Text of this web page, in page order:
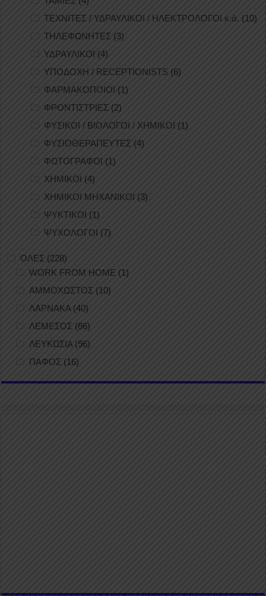
ΤΕΧΝΙΤΕΣ / ΥΔΡΑΥΛΙΚΟΙ / ΗΛΕΚΤΡΟΛΟΓΟΙ κ.ά. (10)
ΤΗΛΕΦΩΝΗΤΕΣ (3)
ΥΔΡΑΥΛΙΚΟΙ (4)
ΥΠΟΔΟΧΗ / RECEPTIONISTS (6)
ΦΑΡΜΑΚΟΠΟΙΟΙ (1)
ΦΡΟΝΤΙΣΤΡΙΕΣ (2)
ΦΥΣΙΚΟΙ / ΒΙΟΛΟΓΟΙ / ΧΗΜΙΚΟΙ (1)
ΦΥΣΙΟΘΕΡΑΠΕΥΤΕΣ (4)
ΦΩΤΟΓΡΑΦΟΙ (1)
ΧΗΜΙΚΟΙ (4)
ΧΗΜΙΚΟΙ ΜΗΧΑΝΙΚΟΙ (3)
ΨΥΚΤΙΚΟΙ (1)
ΨΥΧΟΛΟΓΟΙ (7)
ΟΛΕΣ (228)
WORK FROM HOME (1)
ΑΜΜΟΧΩΣΤΟΣ (10)
ΛΑΡΝΑΚΑ(40)
ΛΕΜΕΣΟΣ (86)
ΛΕΥΚΩΣΙΑ (96)
ΠΑΦΟΣ (16)